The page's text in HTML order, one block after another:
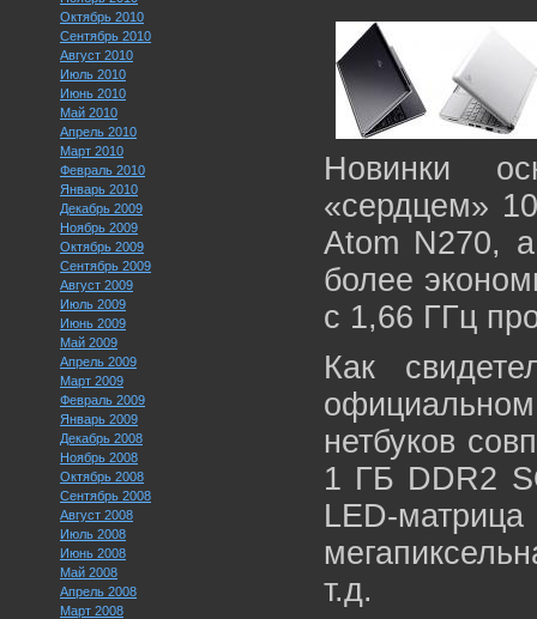
Октябрь 2010
Сентябрь 2010
Август 2010
Июль 2010
Июнь 2010
Май 2010
Апрель 2010
Март 2010
Февраль 2010
Январь 2010
Декабрь 2009
Ноябрь 2009
Октябрь 2009
Сентябрь 2009
Август 2009
Июль 2009
Июнь 2009
Май 2009
Апрель 2009
Март 2009
Февраль 2009
Январь 2009
Декабрь 2008
Ноябрь 2008
Октябрь 2008
Сентябрь 2008
Август 2008
Июль 2008
Июнь 2008
Май 2008
Апрель 2008
Март 2008
Новинки
«сердцем»
Atom N270,
более
с 1,66 ГГц
Как
нетбуков
1 ГБ DDR2
LED-
т.д.